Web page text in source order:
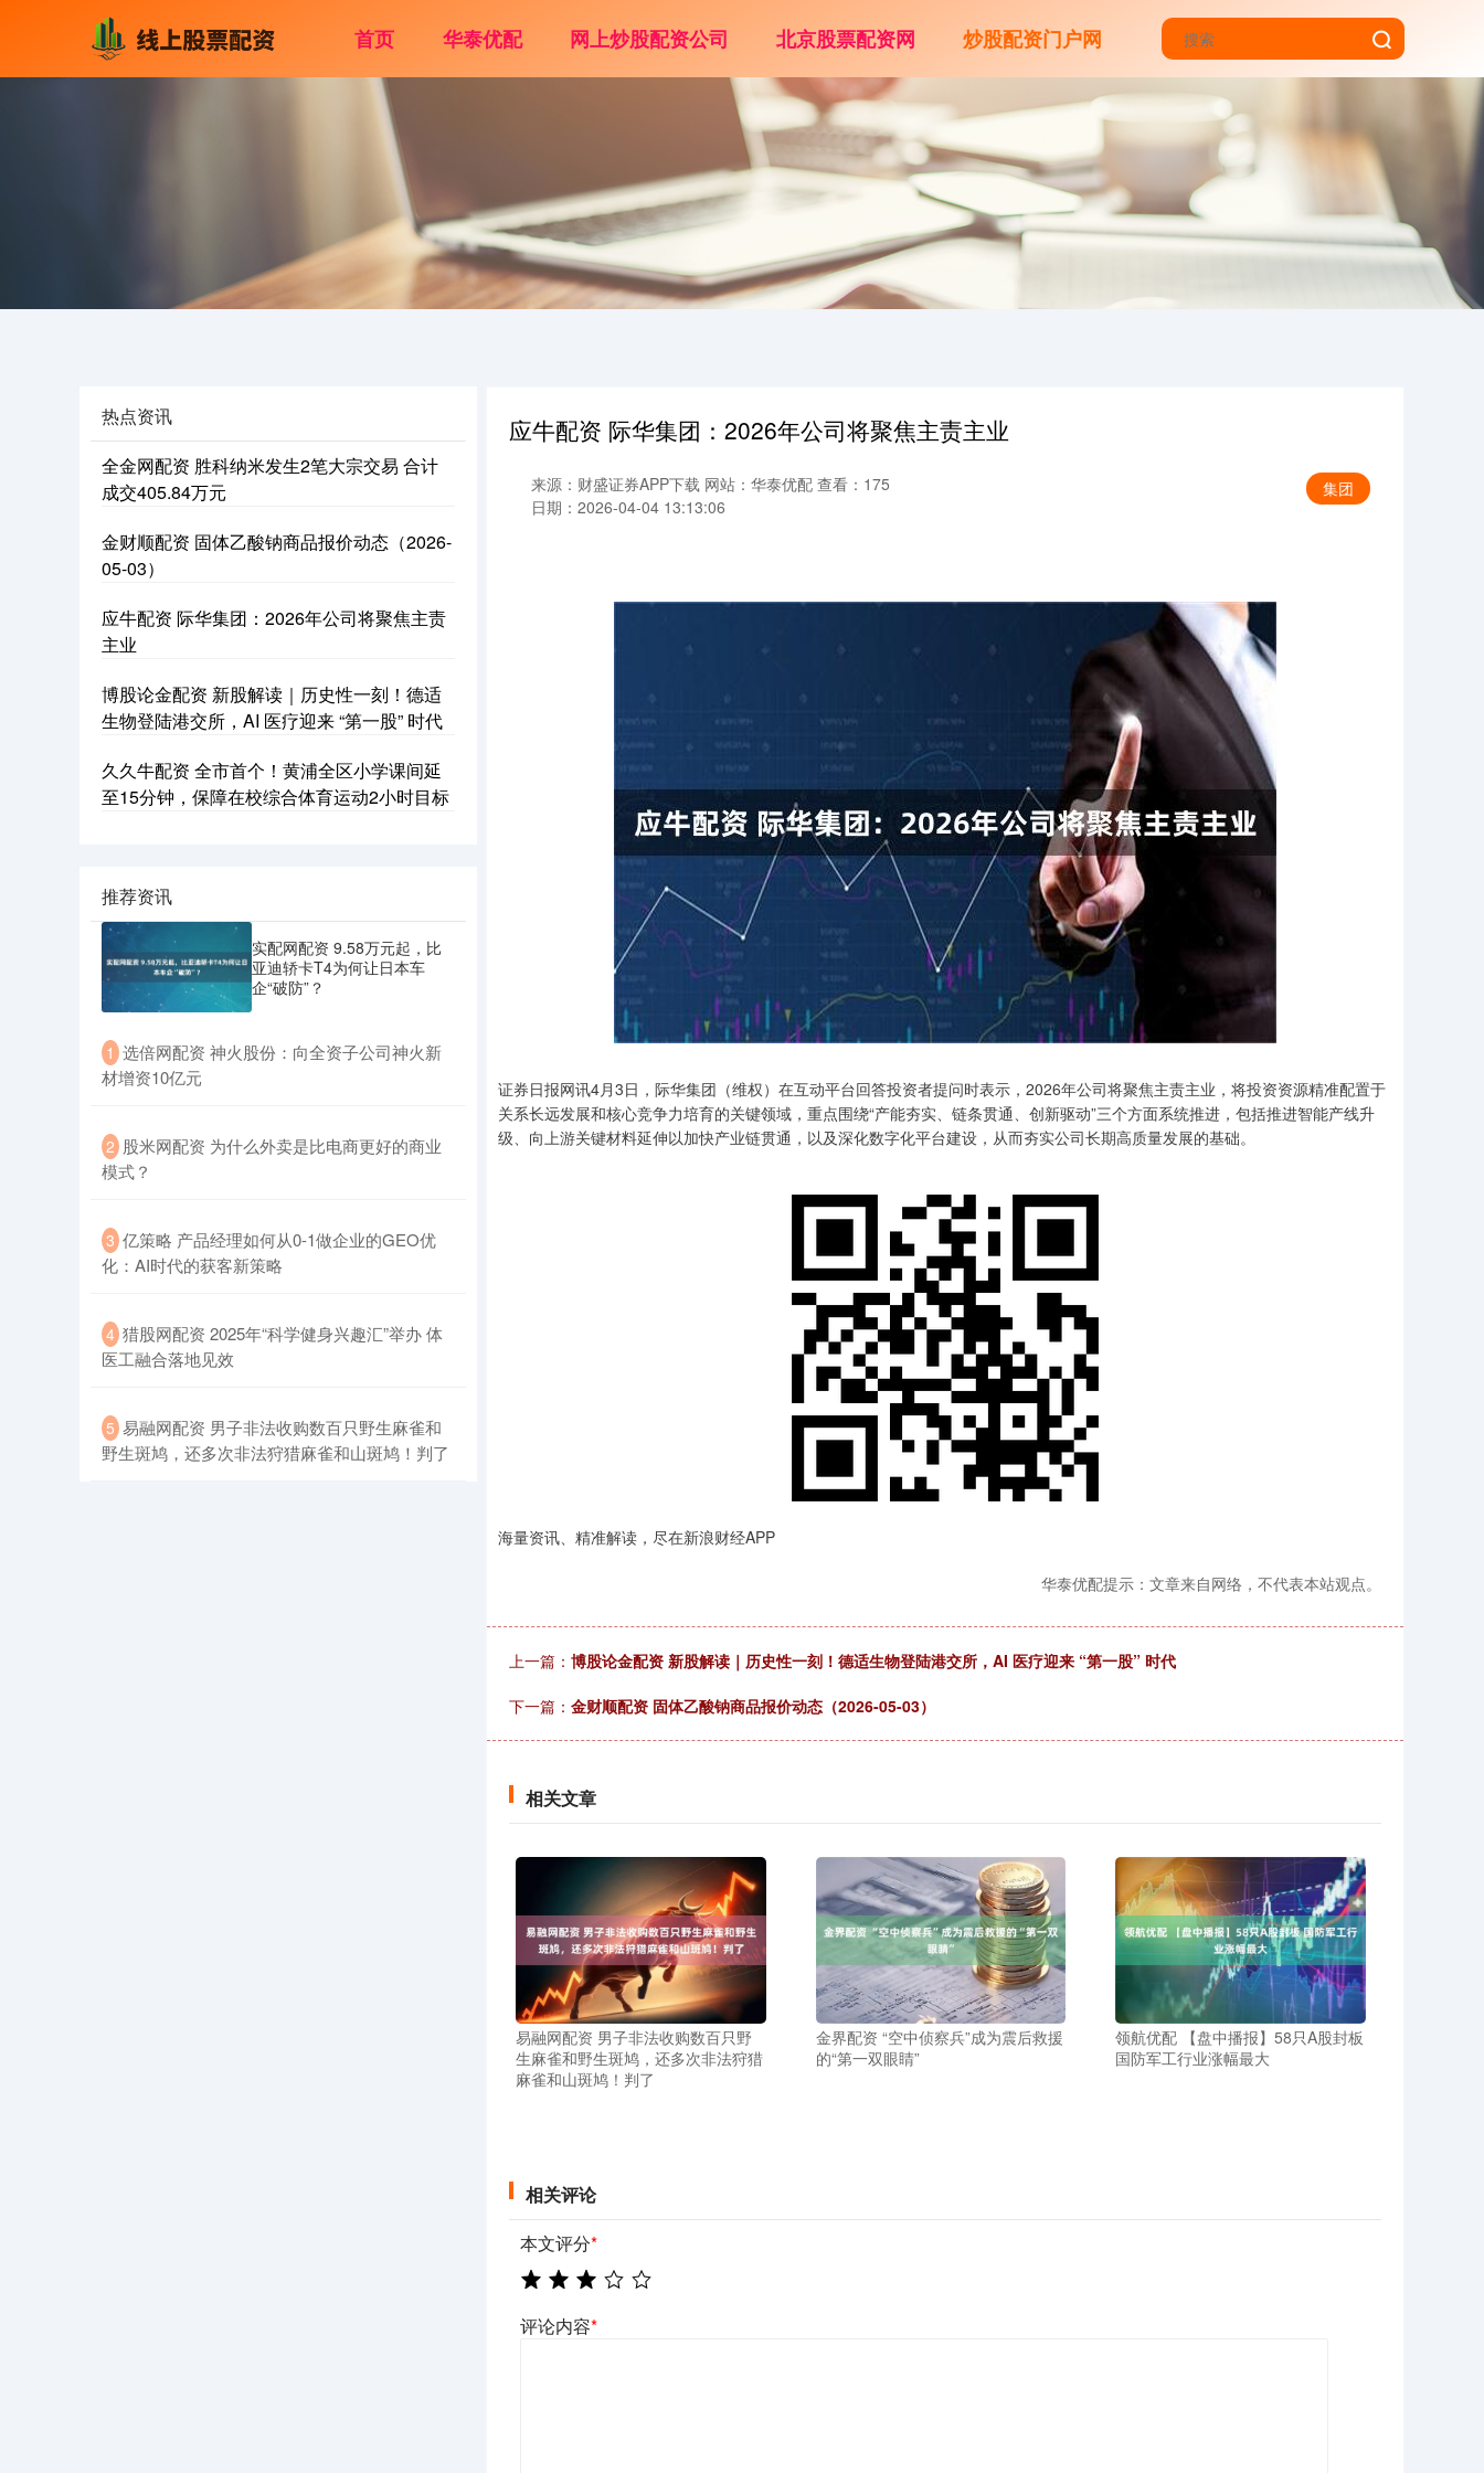
首页 华泰优配 网上炒股配资公司 北京股票配资网 炒股配资门户网
应牛配资 际华集团：2026年公司将聚焦主责主业
集团
来源：财盛证券APP下载 网站：华泰优配 查看：175
日期：2026-04-04 13:13:06
证券日报网讯4月3日，际华集团（维权）在互动平台回答投资者提问时表示，2026年公司将聚焦主责主业，将投资资源精准配置于
关系长远发展和核心竞争力培育的关键领域，重点围绕“产能夯实、链条贯通、创新驱动”三个方面系统推进，包括推进智能产线升
级、向上游关键材料延伸以加快产业链贯通，以及深化数字化平台建设，从而夯实公司长期高质量发展的基础。
海量资讯、精准解读，尽在新浪财经APP
华泰优配提示：文章来自网络，不代表本站观点。
上一篇： 博股论金配资 新股解读｜历史性一刻！德适生物登陆港交所，AI 医疗迎来 “第一股” 时代
下一篇： 金财顺配资 固体乙酸钠商品报价动态（2026-05-03）
相关文章
易融网配资 男子非法收购数百只野
生麻雀和野生斑鸠，还多次非法狩猎
麻雀和山斑鸠！判了
金界配资 “空中侦察兵”成为震后救援
的“第一双眼睛”
领航优配 【盘中播报】58只A股封板
国防军工行业涨幅最大
相关评论
本文评分*
评论内容*
热点资讯
全金网配资 胜科纳米发生2笔大宗交易 合计
成交405.84万元
金财顺配资 固体乙酸钠商品报价动态（2026-
05-03）
应牛配资 际华集团：2026年公司将聚焦主责
主业
博股论金配资 新股解读｜历史性一刻！德适
生物登陆港交所，AI 医疗迎来 “第一股” 时代
久久牛配资 全市首个！黄浦全区小学课间延
至15分钟，保障在校综合体育运动2小时目标
推荐资讯
实配网配资 9.58万元起，比
亚迪轿卡T4为何让日本车
企“破防”？
1 ​选倍网配资 神火股份：向全资子公司神火新
材增资10亿元
2 ​股米网配资 为什么外卖是比电商更好的商业
模式？
3 ​亿策略 产品经理如何从0-1做企业的GEO优
化：AI时代的获客新策略
4 ​猎股网配资 2025年“科学健身兴趣汇”举办 体
医工融合落地见效
5 ​易融网配资 男子非法收购数百只野生麻雀和
野生斑鸠，还多次非法狩猎麻雀和山斑鸠！判了